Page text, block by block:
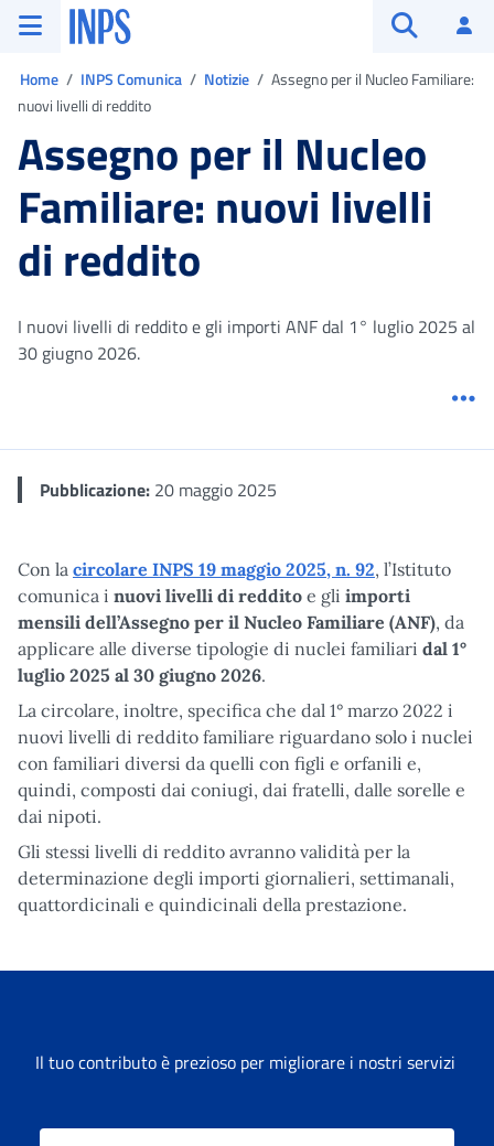
Vai al menu principale
Vai al contenuto principale
Vai al pie' di pagina
INPS ()
Home INPS Comunica Notizie
Assegno per il Nucleo Familiare:
nuovi livelli di reddito
Assegno per il Nucleo
Familiare: nuovi livelli
di reddito
I nuovi livelli di reddito e gli importi ANF dal 1° luglio 2025 al
30 giugno 2026.
Pubblicazione: 20 maggio 2025
Con la circolare INPS 19 maggio 2025, n. 92, l’Istituto
comunica i nuovi livelli di reddito e gli importi
mensili dell’Assegno per il Nucleo Familiare (ANF), da
applicare alle diverse tipologie di nuclei familiari dal 1°
luglio 2025 al 30 giugno 2026.
La circolare, inoltre, specifica che dal 1° marzo 2022 i
nuovi livelli di reddito familiare riguardano solo i nuclei
con familiari diversi da quelli con figli e orfanili e,
quindi, composti dai coniugi, dai fratelli, dalle sorelle e
dai nipoti.
Gli stessi livelli di reddito avranno validità per la
determinazione degli importi giornalieri, settimanali,
quattordicinali e quindicinali della prestazione.
Il tuo contributo è prezioso per migliorare i nostri servizi